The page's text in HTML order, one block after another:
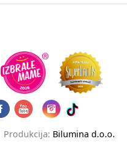
Produkcija: Bilumina d.o.o.